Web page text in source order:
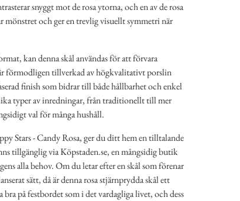
snyggt mot de rosa ytorna, och en av de rosa
mönstret och ger en trevlig visuellt symmetri när
kan denna skål användas för att förvara
förmodligen tillverkad av högkvalitativt porslin
finish som bidrar till både hållbarhet och enkel
typer av inredningar, från traditionellt till mer
val för många hushåll.
Stars - Candy Rosa, ger du ditt hem en tilltalande
tillgänglig via Köpstaden.se, en mångsidig butik
alla behov. Om du letar efter en skål som förenar
sätt, då är denna rosa stjärnprydda skål ett
på festbordet som i det vardagliga livet, och dess